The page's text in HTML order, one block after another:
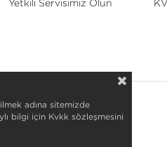
Yetkili Servisimiz Olun
adına sitemizde
bilgi için Kvkk sözleşmesini